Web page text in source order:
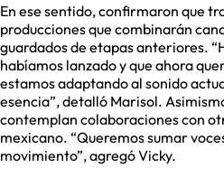
En ese sentido, confirmaron que
producciones que combinarán
guardados de etapas anteriores.
habíamos lanzado y que ahora
estamos adaptando al sonido
esencia”, detalló Marisol.
contemplan colaboraciones con
mexicano. “Queremos sumar
movimiento”, agregó Vicky.